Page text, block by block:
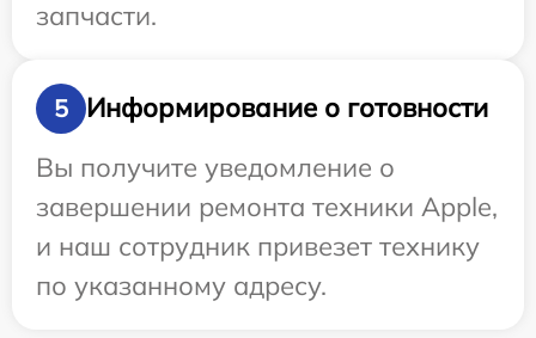
запчасти.
5
Информирование о готовности
Вы получите уведомление о
завершении ремонта техники Apple,
и наш сотрудник привезет технику
по указанному адресу.